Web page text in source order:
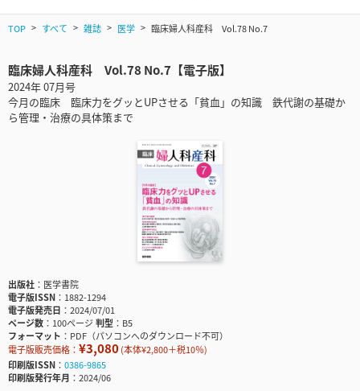
TOP すべて 雑誌 医学 臨床婦人科産科 Vol.78 No.7
臨床婦人科産科 Vol.78 No.7【電子版】
2024年 07月号
今月の臨床 臨床力をグッとUPさせる「貧血」の知識 鉄代謝の基礎か
ら管理・治療の具体策まで
出版社
医学書院
電子版ISSN
1882-1294
電子版発売日
2024/07/01
ページ数
100ページ判型
B5
フォーマット
PDF（パソコンへのダウンロード不可）
電子版販売価格： ¥3,080(本体¥2,800＋税10％)
印刷版ISSN
0386-9865
印刷版発行年月
2024/06